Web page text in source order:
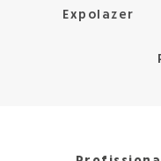
Expolazer